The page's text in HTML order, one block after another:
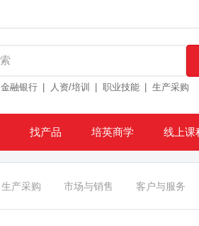
金融银行 人资/培训 职业技能 生产采购
找产品 培英商学 线上课
生产采购 市场与销售 客户与服务